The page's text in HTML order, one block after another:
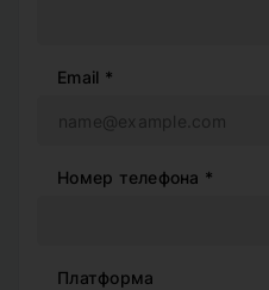
Email *
Номер телефона *
Платформа